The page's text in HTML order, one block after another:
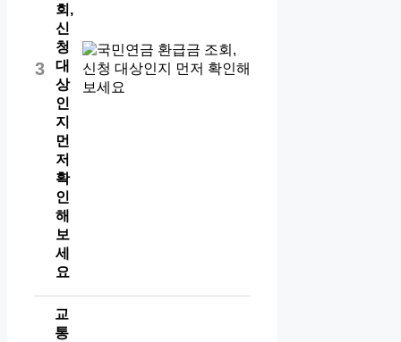
3
회,
신
청
대
상
인
지
먼
저
확
인
해
보
세
요
교
통